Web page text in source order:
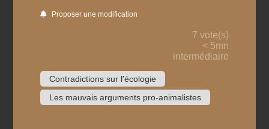
Proposer une modification
7 vote(s)
< 5mn
intermédiaire
Contradictions sur l'écologie
Les mauvais arguments pro-animalistes